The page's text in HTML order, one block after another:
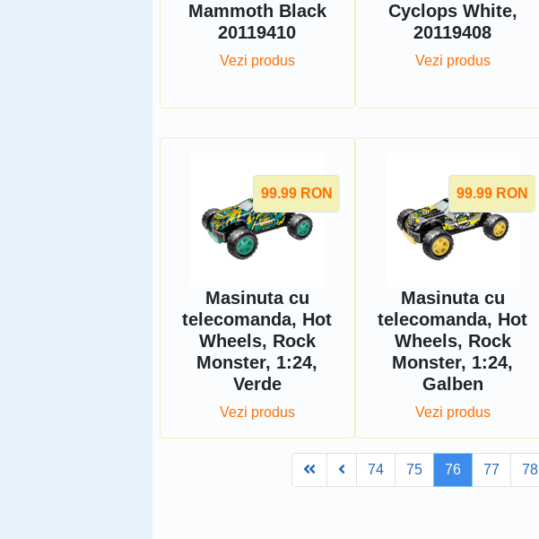
Mammoth Black
20119410
Vezi produs
Cyclops White,
20119408
Vezi produs
99.99 RON
Masinuta cu
telecomanda, Hot
Wheels, Rock
Monster, 1:24,
Verde
Vezi produs
99.99 RON
Masinuta cu
telecomanda, Hot
Wheels, Rock
Monster, 1:24,
Galben
Vezi produs
FirstPrev74 75 76 77 78